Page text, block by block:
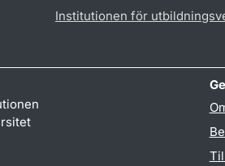
Institutionen för